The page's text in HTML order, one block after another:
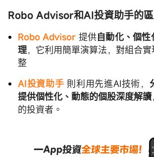
Robo Advisor和AI投資助手的
Robo Advisor 提供自動化、個
理，它利用簡單演算法，對組合
整
AI投資助手 則利用先進AI技術，
提供個性化、動態的個股深度解讀
的投資者。